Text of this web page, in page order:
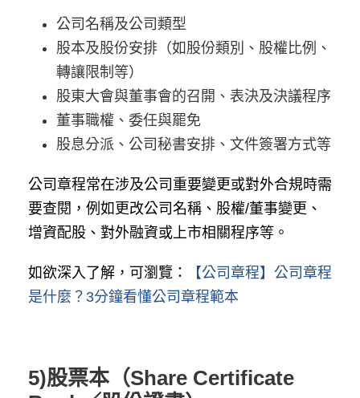
公司名稱及公司類型
股本及股份安排（如股份類別、股權比例、
轉讓限制等）
股東大會與董事會的召開、表決及決議程序
董事職權、委任與罷免
股息分派、公司秘書安排、文件簽署方式等
公司章程常在涉及公司重要變更或對外合規時需
要查閱，例如更改公司名稱、股權/董事變更、
增資配股、對外融資或上市相關程序等。
如欲深入了解，可瀏覽：
【公司章程】公司章程
是什麼？3分鐘看懂公司章程範本
5)股票本（Share Certificate